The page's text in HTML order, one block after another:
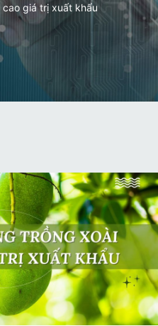
giá trị xuất khẩu